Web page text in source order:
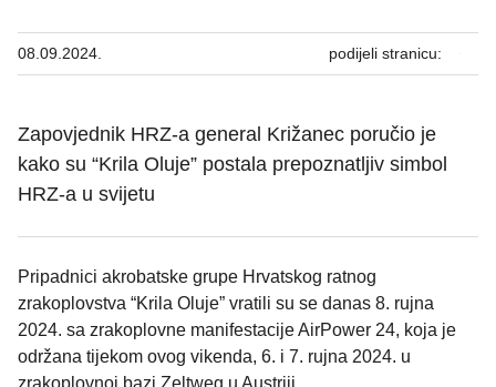
08.09.2024. podijeli stranicu:
Zapovjednik HRZ-a general Križanec poručio je
kako su “Krila Oluje” postala prepoznatljiv simbol
HRZ-a u svijetu
Pripadnici akrobatske grupe Hrvatskog ratnog
zrakoplovstva “Krila Oluje” vratili su se danas 8. rujna
2024. sa zrakoplovne manifestacije AirPower 24, koja je
održana tijekom ovog vikenda, 6. i 7. rujna 2024. u